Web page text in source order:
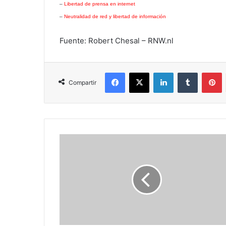
– Libertad de prensa en internet
– Neutralidad de red y libertad de información
Fuente: Robert Chesal – RNW.nl
Compartir
Facebook
X LinkedInTumblr
Samsung